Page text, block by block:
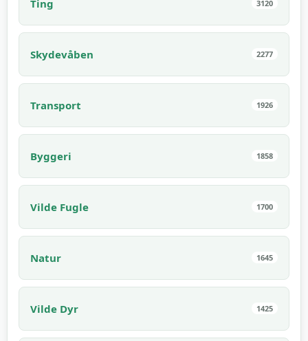
Ting 3120
Skydevåben 2277
Transport 1926
Byggeri 1858
Vilde Fugle 1700
Natur 1645
Vilde Dyr 1425